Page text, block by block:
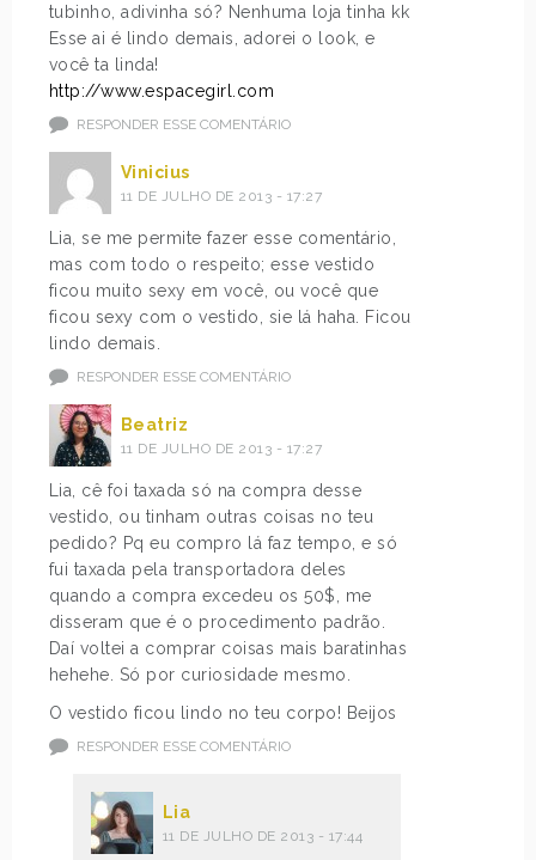
tubinho, adivinha só? Nenhuma loja tinha kk
Esse ai é lindo demais, adorei o look, e
você ta linda!
http://www.espacegirl.com
RESPONDER ESSE COMENTÁRIO
Vinicius
11 DE JULHO DE 2013 - 17:27
Lia, se me permite fazer esse comentário,
mas com todo o respeito; esse vestido
ficou muito sexy em você, ou você que
ficou sexy com o vestido, sie lá haha. Ficou
lindo demais.
RESPONDER ESSE COMENTÁRIO
Beatriz
11 DE JULHO DE 2013 - 17:27
Lia, cê foi taxada só na compra desse
vestido, ou tinham outras coisas no teu
pedido? Pq eu compro lá faz tempo, e só
fui taxada pela transportadora deles
quando a compra excedeu os 50$, me
disseram que é o procedimento padrão.
Daí voltei a comprar coisas mais baratinhas
hehehe. Só por curiosidade mesmo.
O vestido ficou lindo no teu corpo! Beijos
RESPONDER ESSE COMENTÁRIO
Lia
11 DE JULHO DE 2013 - 17:44